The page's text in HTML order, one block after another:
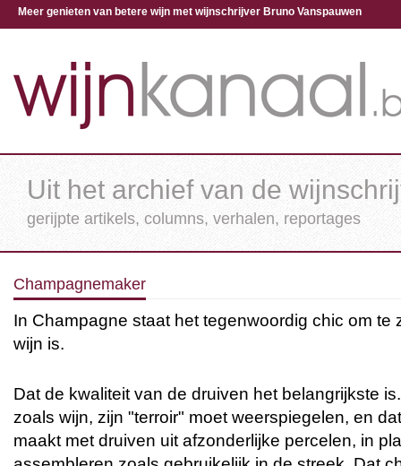
Meer genieten van betere wijn met wijnschrijver Bruno Vanspauwen
Uit het archief van de
gerijpte artikels, columns, verhalen, reportages
Champagnemaker
In Champagne staat het tegenwoordig chic om te
wijn is.
Dat de kwaliteit van de druiven het belangrijkste
zoals wijn, zijn "terroir" moet weerspiegelen, en
maakt met druiven uit afzonderlijke percelen, in